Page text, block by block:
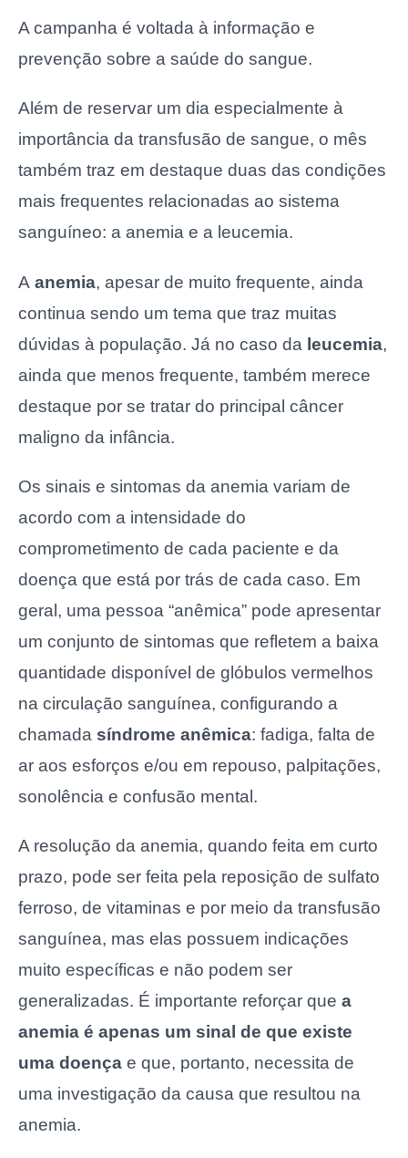
A campanha é voltada à informação e
prevenção sobre a saúde do sangue.
Além de reservar um dia especialmente à
importância da transfusão de sangue, o mês
também traz em destaque duas das condições
mais frequentes relacionadas ao sistema
sanguíneo: a anemia e a leucemia.
A anemia, apesar de muito frequente, ainda
continua sendo um tema que traz muitas
dúvidas à população. Já no caso da leucemia,
ainda que menos frequente, também merece
destaque por se tratar do principal câncer
maligno da infância.
Os sinais e sintomas da anemia variam de
acordo com a intensidade do
comprometimento de cada paciente e da
doença que está por trás de cada caso. Em
geral, uma pessoa “anêmica” pode apresentar
um conjunto de sintomas que refletem a baixa
quantidade disponível de glóbulos vermelhos
na circulação sanguínea, configurando a
chamada síndrome anêmica: fadiga, falta de
ar aos esforços e/ou em repouso, palpitações,
sonolência e confusão mental.
A resolução da anemia, quando feita em curto
prazo, pode ser feita pela reposição de sulfato
ferroso, de vitaminas e por meio da transfusão
sanguínea, mas elas possuem indicações
muito específicas e não podem ser
generalizadas. É importante reforçar que a
anemia é apenas um sinal de que existe
uma doença e que, portanto, necessita de
uma investigação da causa que resultou na
anemia.